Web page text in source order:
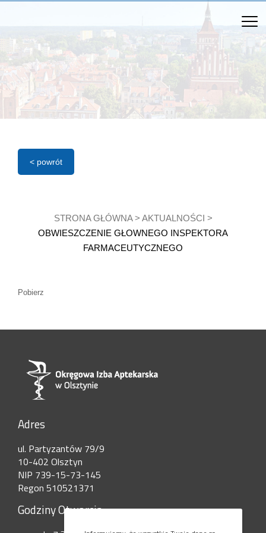
< powrót
STRONA GŁÓWNA> AKTUALNOŚCI >
OBWIESZCZENIE GŁOWNEGO INSPEKTORA
FARMACEUTYCZNEGO
Pobierz
Adres
ul. Partyzantów 79/9
10-402 Olsztyn
NIP 739-15-73-145
Regon 510521371
Godziny Otwarcia